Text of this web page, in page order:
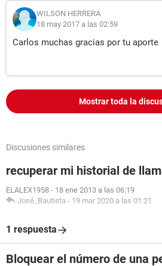
WILSON HERRERA
18 may 2017 a las 02:59
Carlos muchas gracias por tu aporte
Mostrar toda la
Discusiones similares
recuperar mi historial de
ELALEX1958 - 18 ene 2013 a las 06:19
José_Bautista - 19 mar 2020 a las 01:21
1 respuesta
Bloquear el número de una